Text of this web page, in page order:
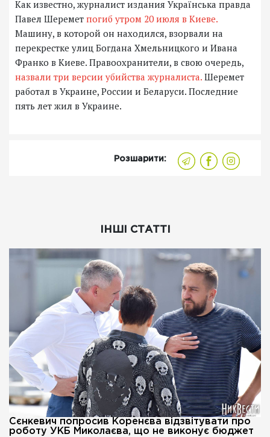
Как известно, журналист издания Українська правда
Павел Шеремет погиб утром 20 июля в Киеве.
Машину, в которой он находился, взорвали на
перекрестке улиц Богдана Хмельницкого и Ивана
Франко в Киеве. Правоохранители, в свою очередь,
назвали три версии убийства журналиста. Шеремет
работал в Украине, России и Беларуси. Последние
пять лет жил в Украине.
Розшарити:
ІНШІ СТАТТІ
Сєнкевич попросив Коренєва відзвітувати про
роботу УКБ Миколаєва, що не виконує бюджет